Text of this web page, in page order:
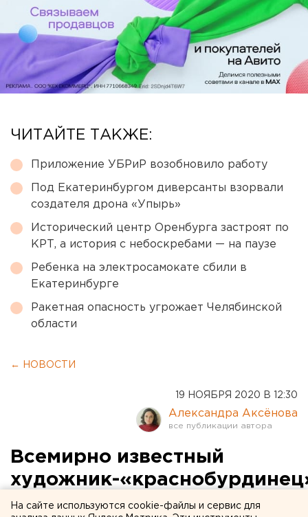
ЧИТАЙТЕ ТАКЖЕ:
Приложение УБРиР возобновило работу
Под Екатеринбургом диверсанты взорвали
создателя дрона «Упырь»
Исторический центр Оренбурга застроят по
КРТ, а история с небоскребами — на паузе
Ребенка на электросамокате сбили в
Екатеринбурге
Ракетная опасность угрожает Челябинской
области
← НОВОСТИ
19 НОЯБРЯ 2020 В 12:30
Александра Аксёнова
Всемирно известный
художник-
продает картины, чтобы
На сайте используются cookie-файлы и сервис для